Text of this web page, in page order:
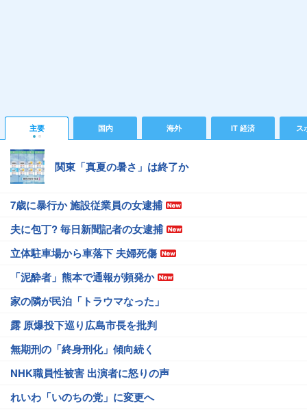
主要 国内 海外 IT 経済 ス
関東「真夏の暑さ」は終了か
7歳に暴行か 施設従業員の女逮捕
夫に包丁? 毎日新聞記者の女逮捕
立体駐車場から車落下 夫婦死傷
「泥酔者」熊本で通報が頻発か
家の隣が民泊「トラウマなった」
露 原爆投下巡り広島市長を批判
無期刑の「終身刑化」傾向続く
NHK職員性被害 出演者に怒りの声
れいわ「いのちの党」に変更へ